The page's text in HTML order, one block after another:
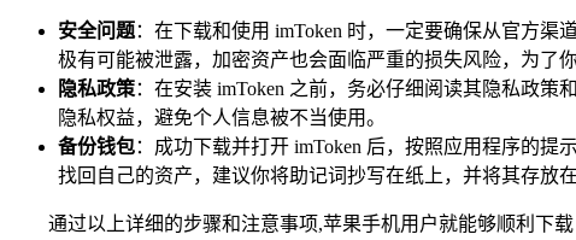
安全问题：在下载和使用 imToken 时，一定要确保从官方
极有可能被泄露，加密资产也会面临严重的损失风险，为了
隐私政策：在安装 imToken 之前，务必仔细阅读其隐私政
隐私权益，避免个人信息被不当使用。
备份钱包：成功下载并打开 imToken 后，按照应用程序的
找回自己的资产，建议你将助记词抄写在纸上，并将其存放
通过以上详细的步骤和注意事项,苹果手机用户就能够顺利下